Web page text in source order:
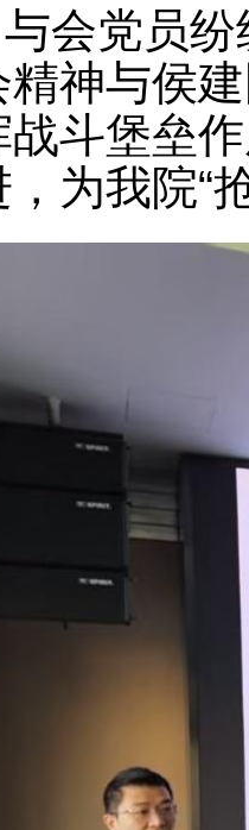
会党员
神与侯
斗堡垒
为我院“